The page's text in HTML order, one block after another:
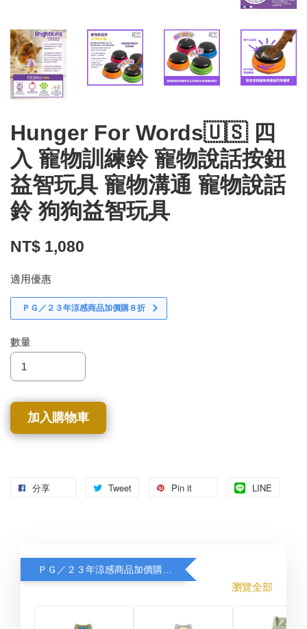
Hunger For Words🇺🇸 四
入 寵物訓練鈴 寵物說話按鈕
益智玩具 寵物溝通 寵物說話
鈴 狗狗益智玩具
NT$ 1,080
適用優惠
ＰＧ／２３年涼感商品加價購８折
數量
加入購物車
分享 Tweet Pin it LINE
瀏覽全部